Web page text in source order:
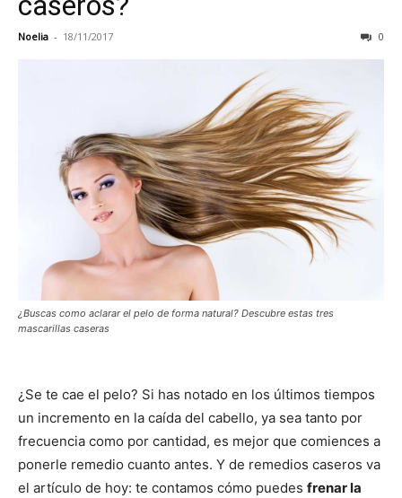
Noelia - 18/11/2017 0
¿Buscas como aclarar el pelo de forma natural? Descubre estas tres
mascarillas caseras
¿Se te cae el pelo? Si has notado en los últimos tiempos
un incremento en la caída del cabello, ya sea tanto por
frecuencia como por cantidad, es mejor que comiences a
ponerle remedio cuanto antes. Y de remedios caseros va
el artículo de hoy: te contamos cómo puedes frenar la